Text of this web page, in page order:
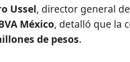
Ussel, director general de
México, detalló que la
de pesos.